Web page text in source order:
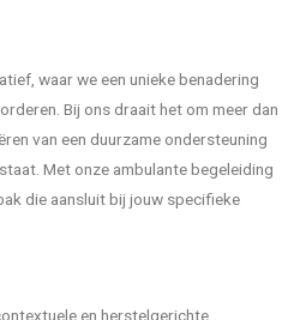
waar we een unieke benadering
Bij ons draait het om meer dan
van een duurzame ondersteuning
Met onze ambulante begeleiding
die aansluit bij jouw specifieke
en herstelgerichte